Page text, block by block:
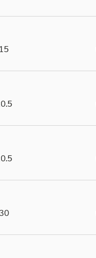
15
30